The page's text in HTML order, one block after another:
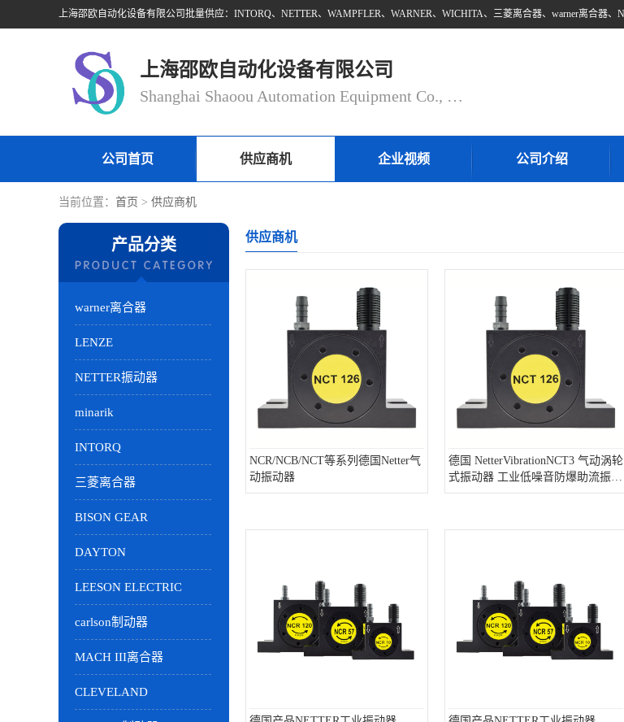
上海邵欧自动化设备有限公司
Shanghai Shaoou Automation Equipment Co., Ltd
公司首页 供应商机 企业视频 公司介绍
当前位置： 首页 > 供应商机
产品分类
warner离合器
LENZE
NETTER振动器
minarik
INTORQ
三菱离合器
BISON GEAR
DAYTON
LEESON ELECTRIC
carlson制动器
MACH III离合器
CLEVELAND
供应商机
NCR/NCB/NCT等系列德国Netter气
动振动器
德国 NetterVibrationNCT3 气动涡轮
式振动器 工业低噪音防爆助流振动
设备